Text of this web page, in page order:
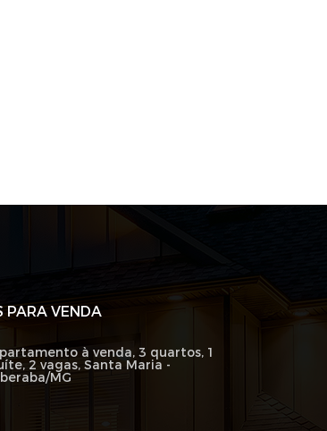
PARA VENDA
à venda, 3 quartos, 1
2 vagas, Santa Maria -
MG